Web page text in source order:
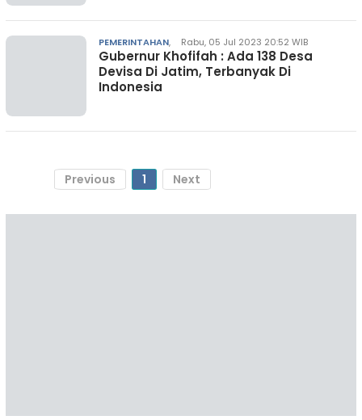
PEMERINTAHAN, Rabu, 05 Jul 2023 20:52 WIB
Gubernur Khofifah : Ada 138 Desa
Devisa Di Jatim, Terbanyak Di
Indonesia
Previous 1 Next